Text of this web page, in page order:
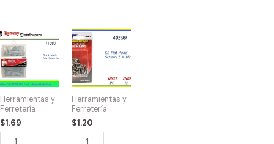
Herramientas y
Ferretería
$1.69
11080
-
D10975
Nails
Mix
Sizes
Set
quantity
Herramientas y
Ferretería
$1.20
49599
-
HW-
40072
SS
Flat
Head
Screws